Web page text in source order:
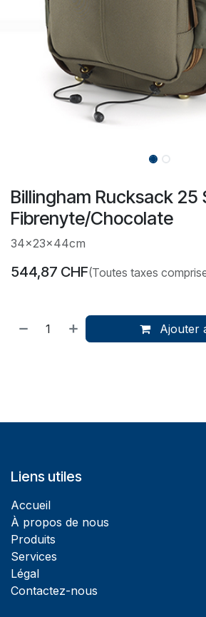
Billingham Rucksack 25
Fibrenyte/Chocolate
34x23x44cm
544,87 CHF(Toutes taxes
Ajouter
Liens utiles
Accueil
À propos de nous
Produits
Services
Légal
Contactez-nous